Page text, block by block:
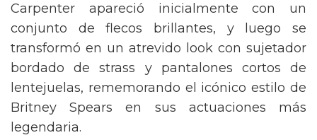
Carpenter apareció inicialmente con un
conjunto de flecos brillantes, y luego se
transformó en un atrevido look con sujetador
bordado de strass y pantalones cortos de
lentejuelas, rememorando el icónico estilo de
Britney Spears en sus actuaciones más
legendaria.